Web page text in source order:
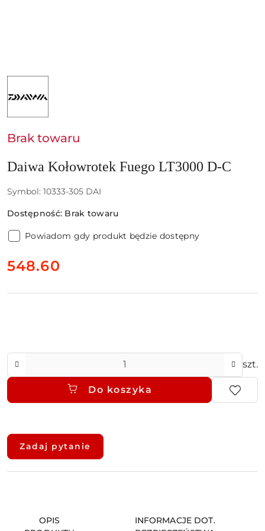
NAZWA
DAIWA
Brak towaru
Daiwa Kołowrotek Fuego LT3000 D-C
Symbol: 10333-305 DAI
Dostępność: Brak towaru
Powiadom gdy produkt będzie dostępny
cena:
548.60
Ilość szt.
Do koszyka
dostawa
Zadaj pytanie
OPIS
INFORMACJE DOT.